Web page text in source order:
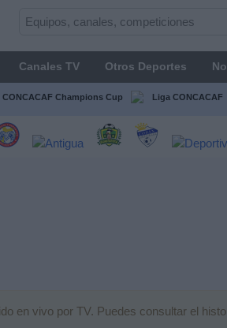
Canales TV Otros Deportes
CONCACAF Champions Cup Liga CONCACAF
en vivo por TV. Puedes consultar el